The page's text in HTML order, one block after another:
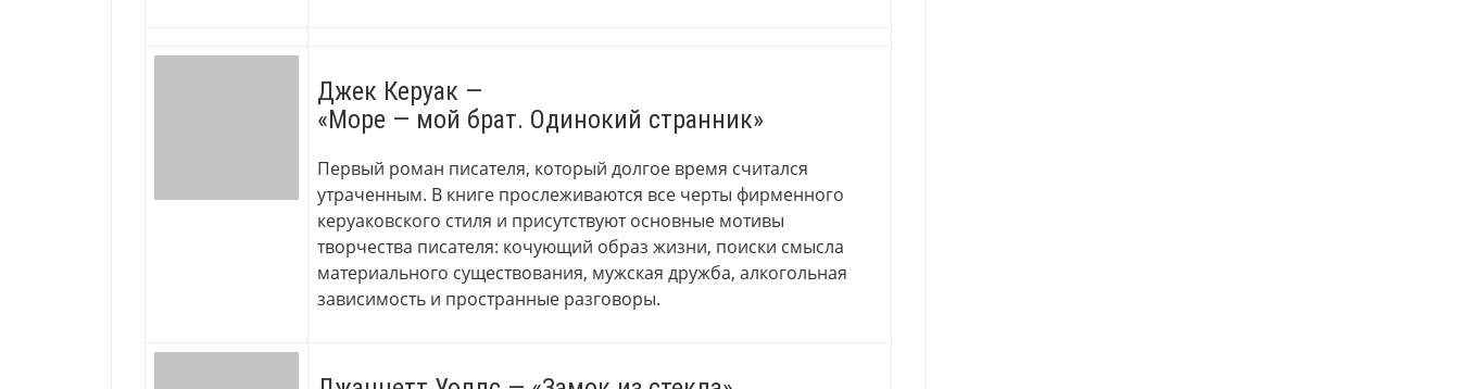
Джек Керуак —
«Море — мой брат. Одинокий странник»
Первый роман писателя, который долгое время считался
утраченным. В книге прослеживаются все черты фирменного
керуаковского стиля и присутствуют основные мотивы
творчества писателя: кочующий образ жизни, поиски смысла
материального существования, мужская дружба, алкогольная
зависимость и пространные разговоры.